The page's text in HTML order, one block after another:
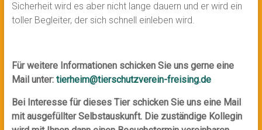
Sicherheit wird es aber nicht lange dauern und er wird ein
toller Begleiter, der sich schnell einleben wird.
Für weitere Informationen schicken Sie uns gerne eine
Mail unter: tierheim@tierschutzverein-freising.de
Bei Interesse für dieses Tier schicken Sie uns eine Mail
mit ausgefüllter Selbstauskunft. Die zuständige Kollegin